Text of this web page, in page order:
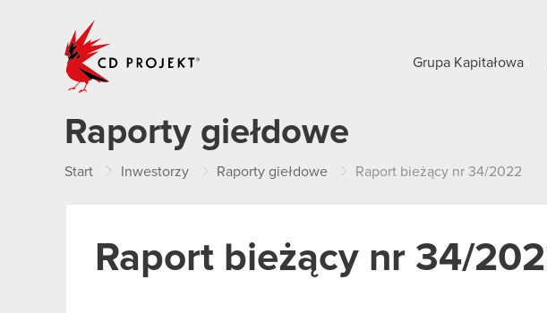
Grupa Kapitałowa
Raporty giełdowe
Start Inwestorzy Raporty giełdowe Raport bieżący nr 34/2022
Raport bieżący nr 34/